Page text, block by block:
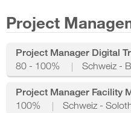
Project
Project Manager Digital
80 - 100%
Schweiz -
Project Manager Facility
100%
Schweiz -